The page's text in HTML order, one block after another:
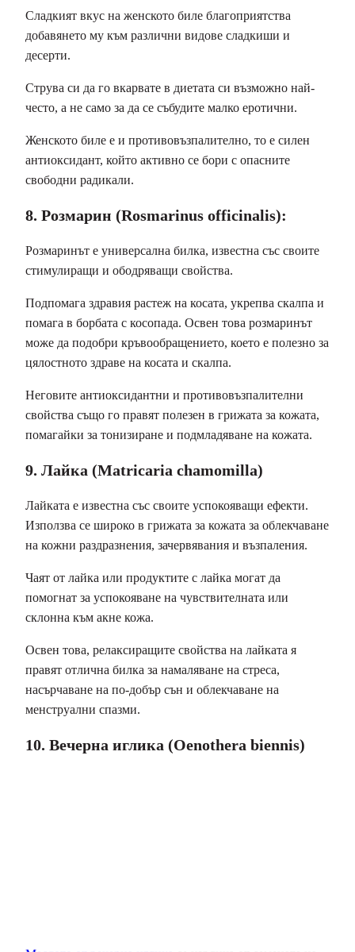
Сладкият вкус на женското биле благоприятства
добавянето му към различни видове сладкиши и
десерти.
Струва си да го вкарвате в диетата си възможно най-
често, а не само за да се събудите малко еротични.
Женското биле е и противовъзпалително, то е силен
антиоксидант, който активно се бори с опасните
свободни радикали.
8. Розмарин (Rosmarinus officinalis):
Розмаринът е универсална билка, известна със своите
стимулиращи и ободряващи свойства.
Подпомага здравия растеж на косата, укрепва скалпа и
помага в борбата с косопада. Освен това розмаринът
може да подобри кръвообращението, което е полезно за
цялостното здраве на косата и скалпа.
Неговите антиоксидантни и противовъзпалителни
свойства също го правят полезен в грижата за кожата,
помагайки за тонизиране и подмладяване на кожата.
9. Лайка (Matricaria chamomilla)
Лайката е известна със своите успокояващи ефекти.
Използва се широко в грижата за кожата за облекчаване
на кожни раздразнения, зачервявания и възпаления.
Чаят от лайка или продуктите с лайка могат да
помогнат за успокояване на чувствителната или
склонна към акне кожа.
Освен това, релаксиращите свойства на лайката я
правят отлична билка за намаляване на стреса,
насърчаване на по-добър сън и облекчаване на
менструални спазми.
10. Вечерна иглика (Oenothera biennis)